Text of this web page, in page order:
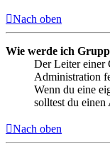
Nach oben
Wie werde ich
Der Leiter einer
Administration
Wenn du eine
solltest du
Nach oben